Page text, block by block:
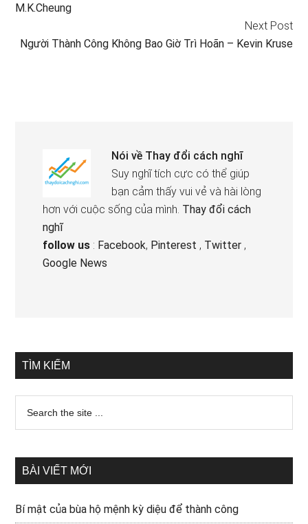
M.K.Cheung
Next Post
Người Thành Công Không Bao Giờ Trì Hoãn – Kevin Kruse
Nói về Thay đổi cách nghĩ
Suy nghĩ tích cực có thể giúp
bạn cảm thấy vui vẻ và hài lòng
hơn với cuộc sống của mình. Thay đổi cách
nghĩ
follow us : Facebook, Pinterest , Twitter ,
Google News
TÌM KIẾM
BÀI VIẾT MỚI
Bí mật của bùa hộ mệnh kỳ diệu để thành công